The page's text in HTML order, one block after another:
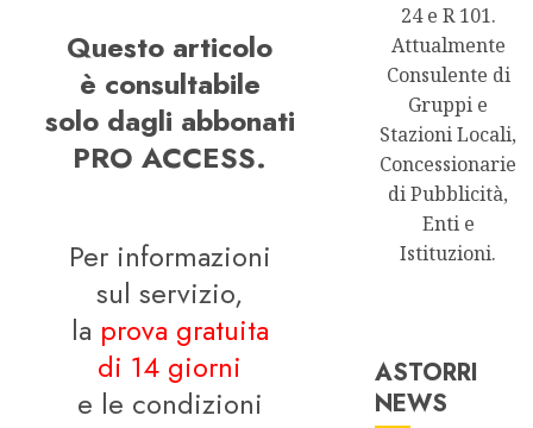
Questo articolo
è consultabile
solo dagli abbonati
PRO ACCESS.
Per informazioni
sul servizio,
la prova gratuita
di 14 giorni
e le condizioni
24 e R 101.
Attualmente
Consulente di
Gruppi e
Stazioni Locali,
Concessionarie
di Pubblicità,
Enti e
Istituzioni.
ASTORRI
NEWSAstorri News